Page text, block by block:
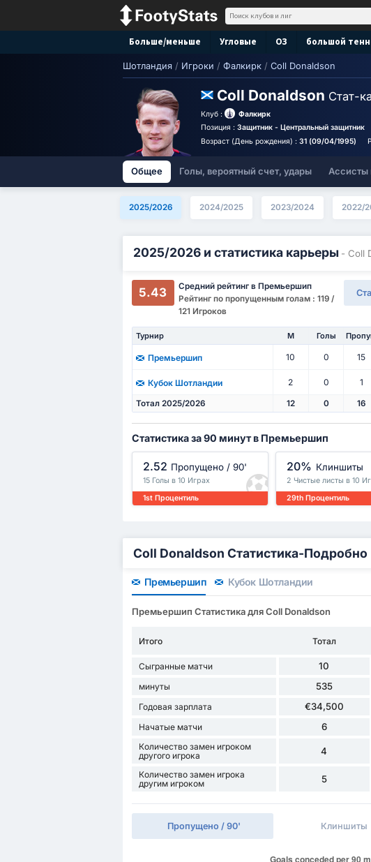
Больше/меньше Угловые ОЗ большой
Шотландия / Игроки / Фалкирк / Coll Donaldson
Coll Donaldson Стат-ка
Клуб :
Фалкирк
Позиция :Защитник - Центральный защитник
Возраст (День рождения) :31 (09/04/1995)
Общее Голы, вероятный счет, удары Ассисты
2025/2026 2024/2025 2023/2024 2022/
2025/2026 и статистика карьеры - Coll
5.43
Средний рейтинг в Премьершип
Рейтинг по пропущенным голам : 119 /
121 Игроков
Турнир М Голы
Премьершип 10 0 15
Кубок Шотландии 2 0 1
Тотал 2025/2026 12 0 16
Статистика за 90 минут в Премьершип
2.52 Пропущено / 90'
15 Голы в 10 Играх
1st Процентиль
20% Клиншиты
2 Чистые листы в 10
29th Процентиль
Coll Donaldson Статистика-Подробно
Премьершип Кубок Шотландии
Премьершип Статистика для Coll Donaldson
Итого Тотал
Сыгранные матчи 10
минуты 535
Годовая зарплата €34,500
Начатые матчи 6
Количество замен игроком
другого игрока
4
Количество замен игрока
другим игроком
5
Пропущено / 90' Клиншиты